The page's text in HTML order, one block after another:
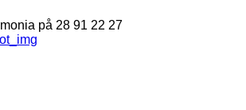
på 28 91 22 27